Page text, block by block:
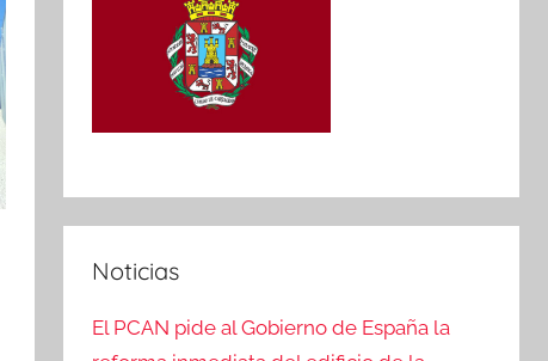
Noticias
El PCAN pide al Gobierno de España la